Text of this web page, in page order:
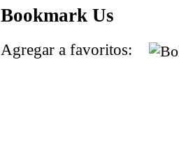
Bookmark Us
Agregar a favoritos: